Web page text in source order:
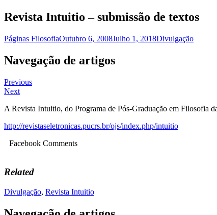
Revista Intuitio – submissão de textos
Páginas FilosofiaOutubro 6, 2008Julho 1, 2018Divulgação
Navegação de artigos
Previous
Next
A Revista Intuitio, do Programa de Pós-Graduação em Filosofia
http://revistaseletronicas.pucrs.br/ojs/index.php/intuitio
Facebook Comments
Related
Divulgação, Revista Intuitio